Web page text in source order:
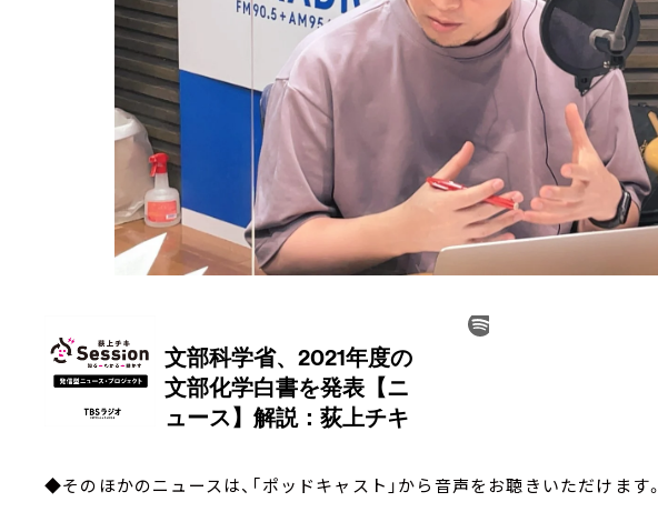
◆そのほかのニュースは、「ポッドキャスト」から音声をお聴きいただけます。